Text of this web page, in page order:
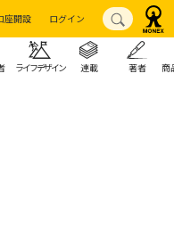
座開設 ログイン
ライフデザイン 連載 著者 商